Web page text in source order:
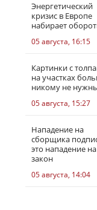
Энергетический
кризис в Европе
набирает
05 августа, 16:15
Картинки с
на участках
никому не
05 августа, 15:27
Нападение на
сборщика
это нападение на
закон
05 августа, 14:04